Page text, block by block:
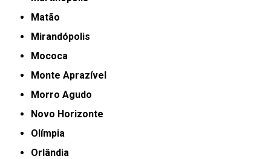
Matão
Mirandópolis
Mococa
Monte Aprazível
Morro Agudo
Novo Horizonte
Olímpia
Orlândia